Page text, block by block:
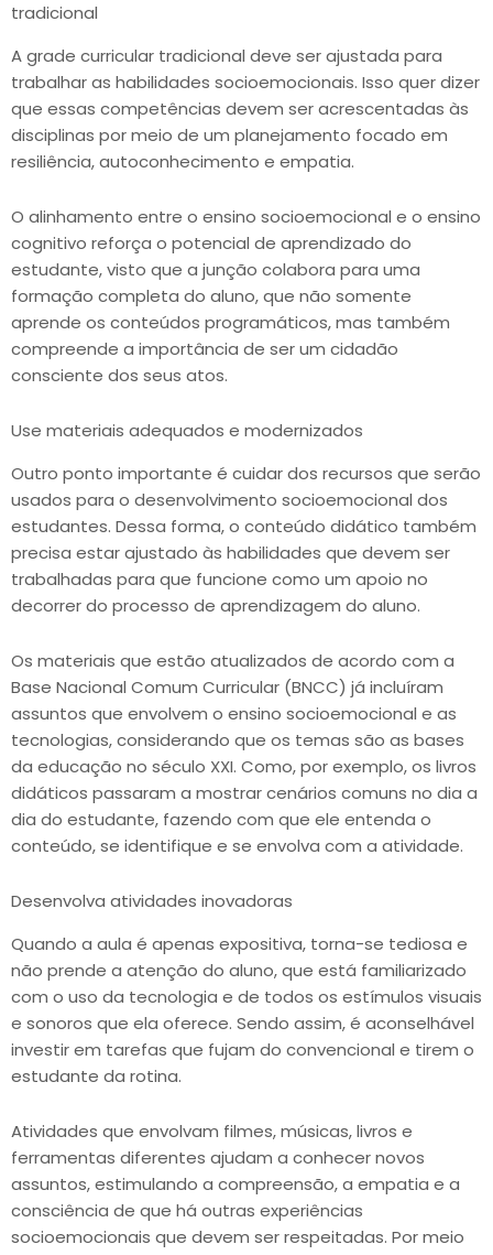
tradicional
A grade curricular tradicional deve ser ajustada para
trabalhar as habilidades socioemocionais. Isso quer dizer
que essas competências devem ser acrescentadas às
disciplinas por meio de um planejamento focado em
resiliência, autoconhecimento e empatia.
O alinhamento entre o ensino socioemocional e o ensino
cognitivo reforça o potencial de aprendizado do
estudante, visto que a junção colabora para uma
formação completa do aluno, que não somente
aprende os conteúdos programáticos, mas também
compreende a importância de ser um cidadão
consciente dos seus atos.
Use materiais adequados e modernizados
Outro ponto importante é cuidar dos recursos que serão
usados para o desenvolvimento socioemocional dos
estudantes. Dessa forma, o conteúdo didático também
precisa estar ajustado às habilidades que devem ser
trabalhadas para que funcione como um apoio no
decorrer do processo de aprendizagem do aluno.
Os materiais que estão atualizados de acordo com a
Base Nacional Comum Curricular (BNCC) já incluíram
assuntos que envolvem o ensino socioemocional e as
tecnologias, considerando que os temas são as bases
da educação no século XXI. Como, por exemplo, os livros
didáticos passaram a mostrar cenários comuns no dia a
dia do estudante, fazendo com que ele entenda o
conteúdo, se identifique e se envolva com a atividade.
Desenvolva atividades inovadoras
Quando a aula é apenas expositiva, torna-se tediosa e
não prende a atenção do aluno, que está familiarizado
com o uso da tecnologia e de todos os estímulos visuais
e sonoros que ela oferece. Sendo assim, é aconselhável
investir em tarefas que fujam do convencional e tirem o
estudante da rotina.
Atividades que envolvam filmes, músicas, livros e
ferramentas diferentes ajudam a conhecer novos
assuntos, estimulando a compreensão, a empatia e a
consciência de que há outras experiências
socioemocionais que devem ser respeitadas. Por meio